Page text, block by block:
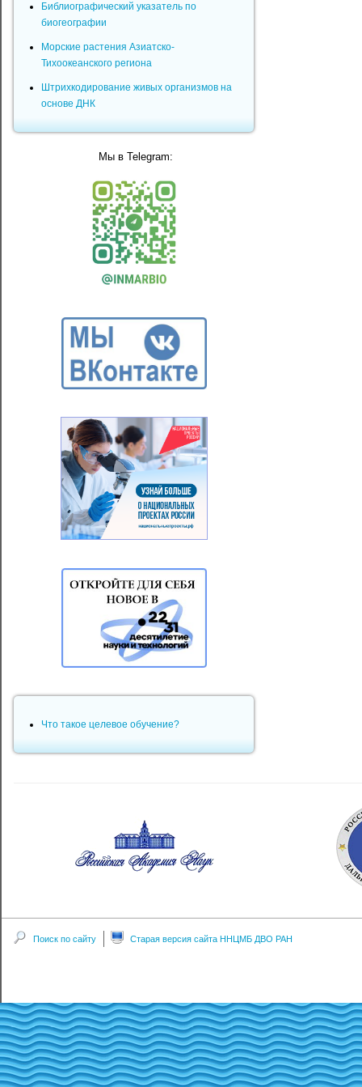
Библиографический указатель по
биогеографии
Морские растения Азиатско-
Тихоокеанского региона
Штрихкодирование живых организмов на
основе ДНК
Мы в Telegram:
Что такое целевое обучение?
Поиск по сайту Старая версия сайта ННЦМБ ДВО РАН